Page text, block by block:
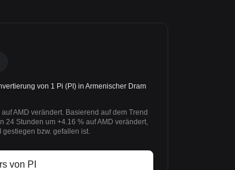
von 1 Pi (PI) in Armenischer Dram
AMD verändert. Basierend auf dem Trend
24 Stunden um +4.16 % auf AMD verändert,
gestiegen bzw. gefallen ist.
von PI